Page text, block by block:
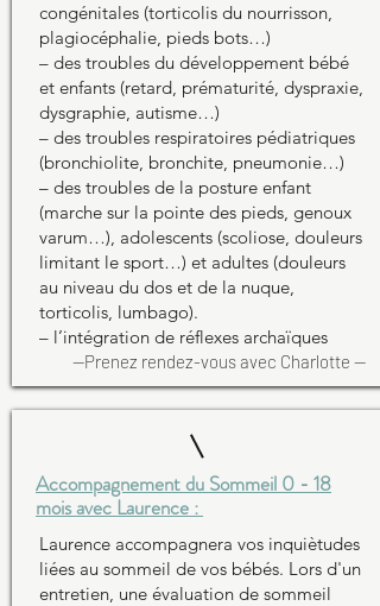
congénitales (torticolis du nourrisson,
plagiocéphalie, pieds bots…)
– des troubles du développement bébé
et enfants (retard, prématurité, dyspraxie,
dysgraphie, autisme…)
– des troubles respiratoires pédiatriques
(bronchiolite, bronchite, pneumonie…)
– des troubles de la posture enfant
(marche sur la pointe des pieds, genoux
varum…), adolescents (scoliose, douleurs
limitant le sport…) et adultes (douleurs
au niveau du dos et de la nuque,
torticolis, lumbago).
– l’intégration de réflexes archaïques
--Prenez rendez-vous avec Charlotte --
Accompagnement du Sommeil 0 - 18
mois avec Laurence :
Laurence accompagnera vos inquiètudes
liées au sommeil de vos bébés. Lors d'un
entretien, une évaluation de sommeil